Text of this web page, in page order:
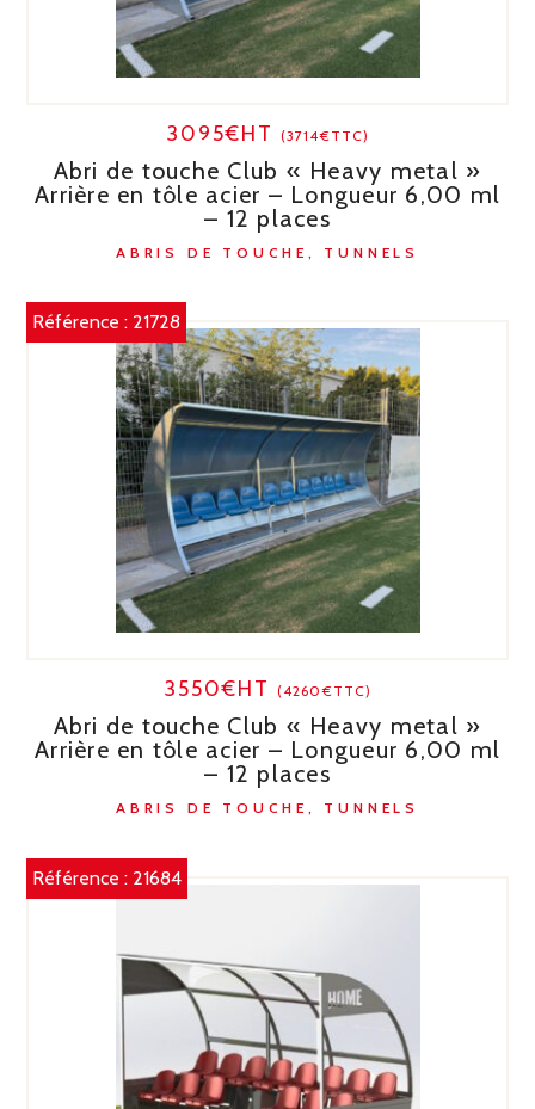
3095€HT (3714€TTC)
Abri de touche Club « Heavy metal »
Arrière en tôle acier – Longueur 6,00 ml
– 12 places
ABRIS DE TOUCHE, TUNNELS
Référence : 21728
3550€HT (4260€TTC)
Abri de touche Club « Heavy metal »
Arrière en tôle acier – Longueur 6,00 ml
– 12 places
ABRIS DE TOUCHE, TUNNELS
Référence : 21684